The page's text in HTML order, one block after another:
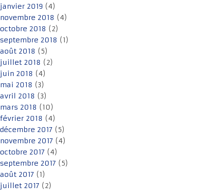
janvier 2019 (4)
novembre 2018 (4)
octobre 2018 (2)
septembre 2018 (1)
août 2018 (5)
juillet 2018 (2)
juin 2018 (4)
mai 2018 (3)
avril 2018 (3)
mars 2018 (10)
février 2018 (4)
décembre 2017 (5)
novembre 2017 (4)
octobre 2017 (4)
septembre 2017 (5)
août 2017 (1)
juillet 2017 (2)